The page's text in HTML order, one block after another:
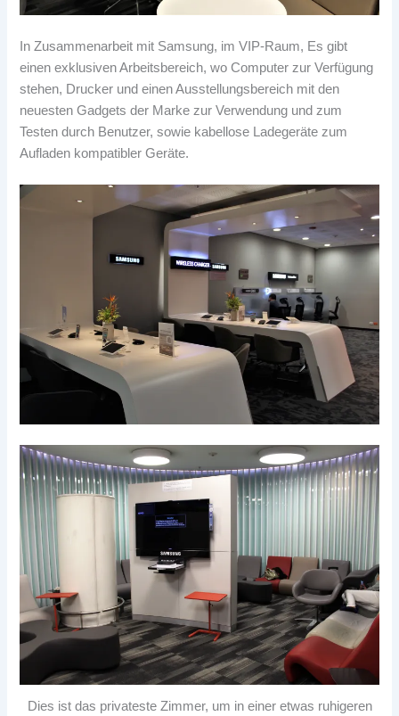
In Zusammenarbeit mit Samsung, im VIP-Raum, Es gibt
einen exklusiven Arbeitsbereich, wo Computer zur Verfügung
stehen, Drucker und einen Ausstellungsbereich mit den
neuesten Gadgets der Marke zur Verwendung und zum
Testen durch Benutzer, sowie kabellose Ladegeräte zum
Aufladen kompatibler Geräte.
Dies ist das privateste Zimmer, um in einer etwas ruhigeren